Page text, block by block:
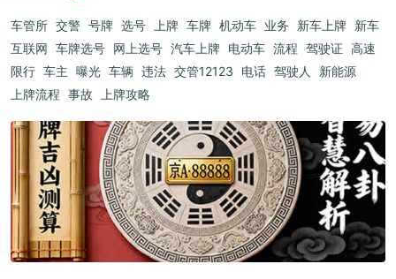
车管所 交警 号牌 选号 上牌 车牌 机动车 业务 新车上牌 新车
互联网 车牌选号 网上选号 汽车上牌 电动车 流程 驾驶证 高速
限行 车主 曝光 车辆 违法 交管12123 电话 驾驶人
新能源
上牌流程 事故 上牌攻略